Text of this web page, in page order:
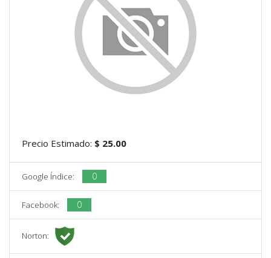
Precio Estimado: $ 25.00
Google Índice: 0
Facebook: 0
Norton: